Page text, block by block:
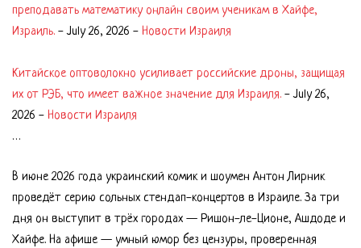
преподавать математику онлайн своим ученикам в Хайфе,
Израиль. -July 26, 2026 - Новости Израиля
Китайское оптоволокно усиливает российские дроны, защищая
их от РЭБ, что имеет важное значение для Израиля. -July 26,
2026 - Новости Израиля
…
В июне 2026 года украинский комик и шоумен Антон Лирник
проведёт серию сольных стендап-концертов в Израиле. За три
дня он выступит в трёх городах — Ришон-ле-Ционе, Ашдоде и
Хайфе. На афише — умный юмор без цензуры, проверенная